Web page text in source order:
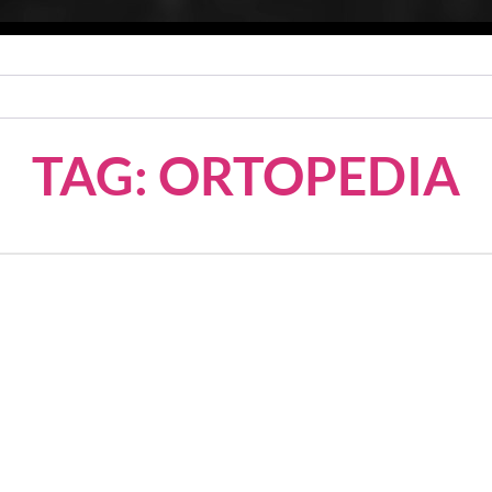
TAG: ORTOPEDIA
Favorito